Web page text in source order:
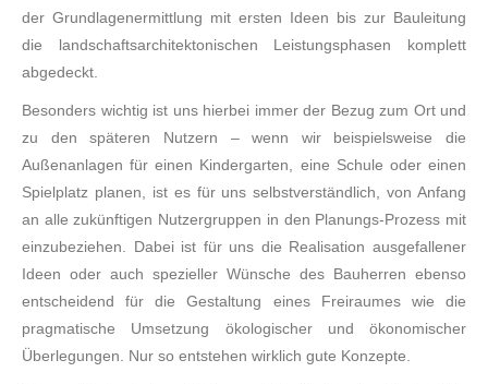
der Grundlagenermittlung mit ersten Ideen bis zur Bauleitung
die landschaftsarchitektonischen Leistungsphasen komplett
abgedeckt.
Besonders wichtig ist uns hierbei immer der Bezug zum Ort und
zu den späteren Nutzern – wenn wir beispielsweise die
Außenanlagen für einen Kindergarten, eine Schule oder einen
Spielplatz planen, ist es für uns selbstverständlich, von Anfang
an alle zukünftigen Nutzergruppen in den Planungs-Prozess mit
einzubeziehen. Dabei ist für uns die Realisation ausgefallener
Ideen oder auch spezieller Wünsche des Bauherren ebenso
entscheidend für die Gestaltung eines Freiraumes wie die
pragmatische Umsetzung ökologischer und ökonomischer
Überlegungen. Nur so entstehen wirklich gute Konzepte.